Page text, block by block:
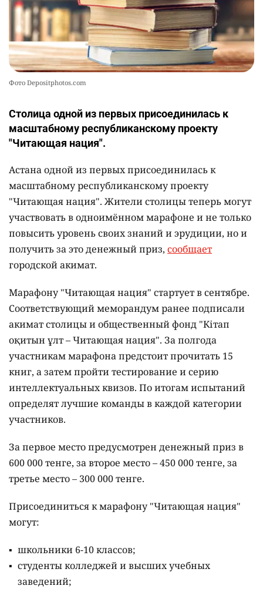
Фото Depositphotos.com
Столица одной из первых присоединилась к
масштабному республиканскому проекту
"Читающая нация".
Астана одной из первых присоединилась к
масштабному республиканскому проекту
"Читающая нация". Жители столицы теперь могут
участвовать в одноимённом марафоне и не только
повысить уровень своих знаний и эрудиции, но и
получить за это денежный приз, сообщает
городской акимат.
Марафону "Читающая нация" стартует в сентябре.
Соответствующий меморандум ранее подписали
акимат столицы и общественный фонд "Кітап
оқитын ұлт – Читающая нация". За полгода
участникам марафона предстоит прочитать 15
книг, а затем пройти тестирование и серию
интеллектуальных квизов. По итогам испытаний
определят лучшие команды в каждой категории
участников.
За первое место предусмотрен денежный приз в
600 000 тенге, за второе место – 450 000 тенге, за
третье место – 300 000 тенге.
Присоединиться к марафону "Читающая нация"
могут:
школьники 6-10 классов;
студенты колледжей и высших учебных
заведений;